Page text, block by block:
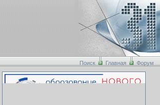
Поиск Главная Форум